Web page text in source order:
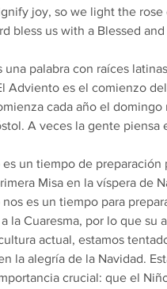
joy, so we light the rose
bless us with a Blessed
palabra con raíces
Adviento es el comienzo
cada año el
A veces la gente
un tiempo de preparación
Misa en la víspera de
es un tiempo para
la Cuaresma, por lo que su
actual, estamos
la alegría de la Navidad.
crucial: que el